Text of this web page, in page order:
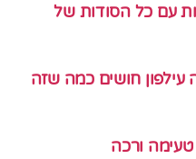
עם כל הסודות של
עילפון חושים כמה שזה
טעימה ורכה